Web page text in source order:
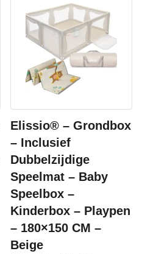
Elissio® – Grondbox
– Inclusief
Dubbelzijdige
Speelmat – Baby
Speelbox –
Kinderbox – Playpen
– 180×150 CM –
Beige